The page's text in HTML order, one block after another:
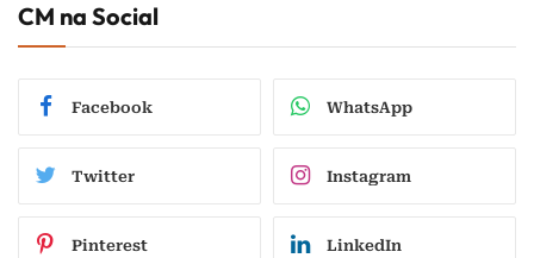
CM na Social
Facebook WhatsApp
Twitter Instagram
Pinterest LinkedIn